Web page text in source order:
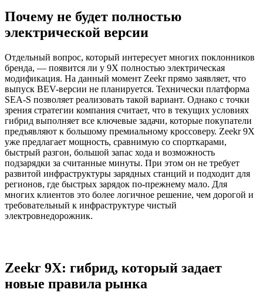
Почему не будет полностью
электрической версии
Отдельный вопрос, который интересует многих поклонников
бренда, — появится ли у 9X полностью электрическая
модификация. На данный момент Zeekr прямо заявляет, что
выпуск BEV-версии не планируется. Технически платформа
SEA-S позволяет реализовать такой вариант. Однако с точки
зрения стратегии компания считает, что в текущих условиях
гибрид выполняет все ключевые задачи, которые покупатели
предъявляют к большому премиальному кроссоверу. Zeekr 9X
уже предлагает мощность, сравнимую со спорткарами,
быстрый разгон, большой запас хода и возможность
подзарядки за считанные минуты. При этом он не требует
развитой инфраструктуры зарядных станций и подходит для
регионов, где быстрых зарядок по-прежнему мало. Для
многих клиентов это более логичное решение, чем дорогой и
требовательный к инфраструктуре чистый
электровнедорожник.
Zeekr 9X: гибрид, который задает
новые правила рынка